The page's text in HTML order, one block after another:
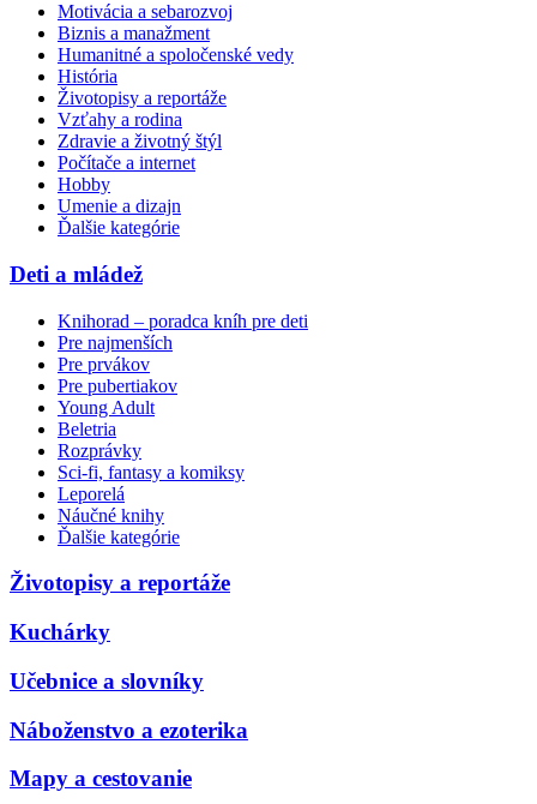
Motivácia a sebarozvoj
Biznis a manažment
Humanitné a spoločenské vedy
História
Životopisy a reportáže
Vzťahy a rodina
Zdravie a životný štýl
Počítače a internet
Hobby
Umenie a dizajn
Ďalšie kategórie
Deti a mládež
Knihorad – poradca kníh pre deti
Pre najmenších
Pre prvákov
Pre pubertiakov
Young Adult
Beletria
Rozprávky
Sci-fi, fantasy a komiksy
Leporelá
Náučné knihy
Ďalšie kategórie
Životopisy a reportáže
Kuchárky
Učebnice a slovníky
Náboženstvo a ezoterika
Mapy a cestovanie